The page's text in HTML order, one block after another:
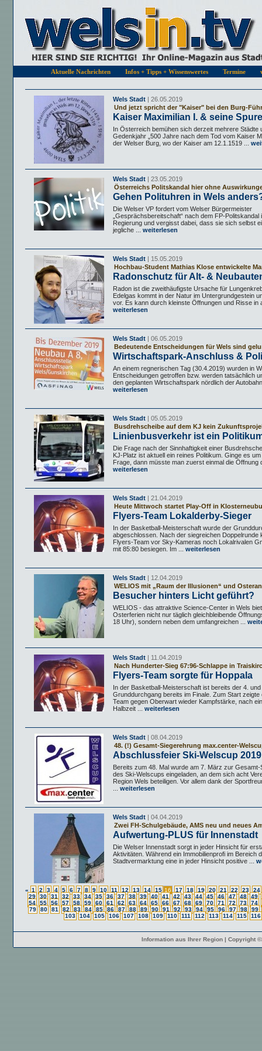
Aktuelle Nachrichten Infos + Tipps + Wissenswertes Termine
Wels Stadt | 26.05.2019
Und jetzt spricht der "Kaiser" bei den Burg-
Kaiser Maximilian I. & seine
In Österreich bemühen sich derzeit mehrere Städte
Gedenkjahr „500 Jahre nach dem Tod vom Kaiser
der Welser Burg, wo der Kaiser am 12.1.1519 ...
Wels Stadt | 23.05.2019
Österreichs Politskandal hier ohne
Gehen Polituhren in Wels
Die Welser VP fordert vom Welser Bürgermeister
„Gesprächsbereitschaft“ nach dem FP-Politskandal
Regierung und vergisst dabei, dass sie sich selbst
jegliche ...
weiterlesen
Wels Stadt | 15.05.2019
Hochbau-Student Mathias Klose entwickelte
Radonschutz für Alt- &
Radon ist die zweithäufigste Ursache für
Edelgas kommt in der Natur im Untergrundgestein
vor. Es kann durch kleinste Öffnungen und Risse in
weiterlesen
Wels Stadt | 06.05.2019
Bedeutende Entscheidungen für Wels sind
Wirtschaftspark-Anschluss &
An einem regnerischen Tag (30.4.2019) wurden in
Entscheidungen getroffen bzw. werden tatsächlich
den geplanten Wirtschaftspark nördlich der
weiterlesen
Wels Stadt | 05.05.2019
Busdrehscheibe auf dem KJ kein
Linienbusverkehr ist ein
Die Frage nach der Sinnhaftigkeit einer
KJ-Platz ist aktuell ein reines Politikum. Ginge es
Frage, dann müsste man zuerst einmal die Öffnung
weiterlesen
Wels Stadt | 21.04.2019
Heute Mittwoch startet Play-Off in
Flyers-Team Lokalderby-Sieger
In der Basketball-Meisterschaft wurde der
abgeschlossen. Nach der siegreichen Doppelrunde
Flyers-Team vor Sky-Kameras noch Lokalrivalen
mit 85:80 besiegen. Im ...
weiterlesen
Wels Stadt | 12.04.2019
WELIOS mit „Raum der Illusionen“ und
Besucher hinters Licht geführt?
WELIOS - das attraktive Science-Center in Wels
Osterferien nicht nur täglich gleichbleibende
18 Uhr), sondern neben dem umfangreichen ...
Wels Stadt | 11.04.2019
Nach Hunderter-Sieg 67:96-Schlappe in
Flyers-Team sorgte für Hoppala
In der Basketball-Meisterschaft ist bereits der 4. und
Grunddurchgang bereits im Finale. Zum Start
Team gegen Oberwart wieder Kampfstärke, nach
Halbzeit ...
weiterlesen
Wels Stadt | 08.04.2019
48. (!) Gesamt-Siegerehrung max.center-
Abschlussfeier Ski-Welscup 2019
Bereits zum 48. Mal wurde am 7. März zur Gesamt-
des Ski-Welscups eingeladen, an dem sich acht
Region Wels beteiligen. Vor allem dank der
weiterlesen
Wels Stadt | 04.04.2019
Zwei FH-Schulgebäude, AMS neu und neues
Aufwertung-PLUS für Innenstadt
Die Welser Innenstadt sorgt in jeder Hinsicht für
Aktivitäten. Während ein Immobilienprofi im Bereich
Stadtvermarktung eine in jeder Hinsicht positive ...
« 1 2 3 4 5 6 7 8 9 10 11 12 13 14 15 16 17 18 19 20 21 22 23
24
29
30 31 32 33 34 35 36 37 38 39 40 41 42 43 44 45 46 47 48
49
54
55 56 57 58 59 60 61 62 63 64 65 66 67 68 69 70 71 72 73
74
79
80 81 82 83 84 85 86 87 88 89 90 91 92 93 94 95 96 97 98
99
103
104 105 106 107 108 109 110 111 112 113 114 115 116
Information aus Ihrer Region | Copyright